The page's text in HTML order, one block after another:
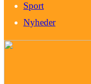
Sport
Nyheder